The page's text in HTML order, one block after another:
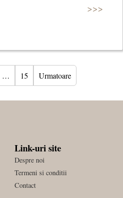
>>>
… 15 Urmatoare
Link-uri site
Despre noi
Termeni si conditii
Contact